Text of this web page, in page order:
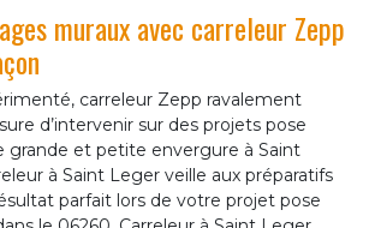
muraux avec carreleur Zepp
carreleur Zepp ravalement
d’intervenir sur des projets pose
grande et petite envergure à Saint
à Saint Leger veille aux préparatifs
parfait lors de votre projet pose